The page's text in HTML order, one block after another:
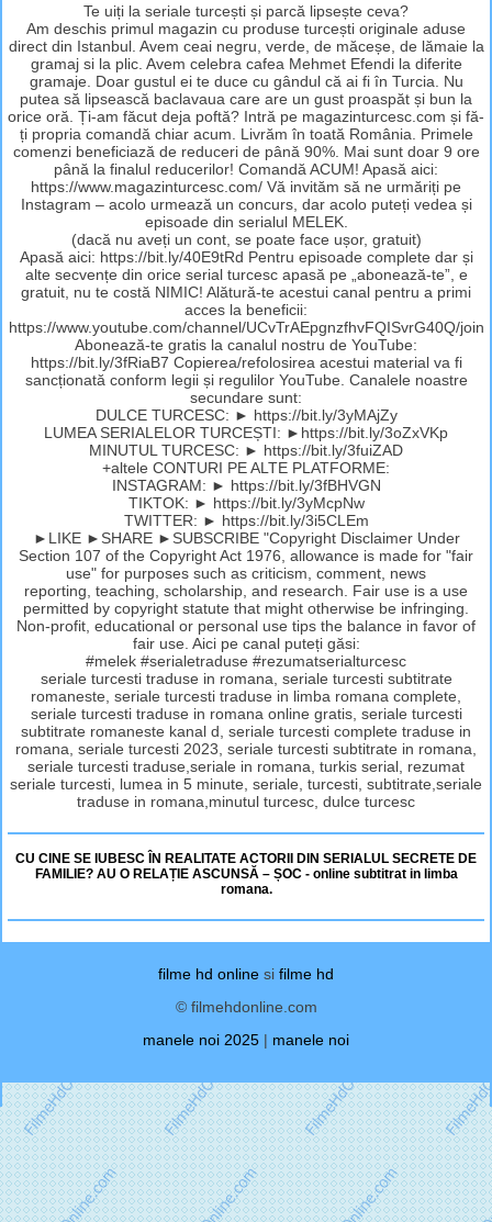
Te uiți la seriale turcești și parcă lipsește ceva?
Am deschis primul magazin cu produse turcești originale aduse
direct din Istanbul. Avem ceai negru, verde, de măceșe, de lămaie la
gramaj si la plic. Avem celebra cafea Mehmet Efendi la diferite
gramaje. Doar gustul ei te duce cu gândul că ai fi în Turcia. Nu
putea să lipsească baclavaua care are un gust proaspăt și bun la
orice oră. Ți-am făcut deja poftă? Intră pe magazinturcesc.com și fă-
ți propria comandă chiar acum. Livrăm în toată România. Primele
comenzi beneficiază de reduceri de până 90%. Mai sunt doar 9 ore
până la finalul reducerilor! Comandă ACUM! Apasă aici:
https://www.magazinturcesc.com/ Vă invităm să ne urmăriți pe
Instagram – acolo urmează un concurs, dar acolo puteți vedea și
episoade din serialul MELEK.
(dacă nu aveți un cont, se poate face ușor, gratuit)
Apasă aici: https://bit.ly/40E9tRd Pentru episoade complete dar și
alte secvențe din orice serial turcesc apasă pe „abonează-te”, e
gratuit, nu te costă NIMIC! Alătură-te acestui canal pentru a primi
acces la beneficii:
https://www.youtube.com/channel/UCvTrAEpgnzfhvFQISvrG40Q/join
Abonează-te gratis la canalul nostru de YouTube:
https://bit.ly/3fRiaB7 Copierea/refolosirea acestui material va fi
sancționată conform legii și regulilor YouTube. Canalele noastre
secundare sunt:
DULCE TURCESC: ► https://bit.ly/3yMAjZy
LUMEA SERIALELOR TURCEȘTI: ►https://bit.ly/3oZxVKp
MINUTUL TURCESC: ► https://bit.ly/3fuiZAD
+altele CONTURI PE ALTE PLATFORME:
INSTAGRAM: ► https://bit.ly/3fBHVGN
TIKTOK: ► https://bit.ly/3yMcpNw
TWITTER: ► https://bit.ly/3i5CLEm
►LIKE ►SHARE ►SUBSCRIBE "Copyright Disclaimer Under
Section 107 of the Copyright Act 1976, allowance is made for "fair
use" for purposes such as criticism, comment, news
reporting, teaching, scholarship, and research. Fair use is a use
permitted by copyright statute that might otherwise be infringing.
Non-profit, educational or personal use tips the balance in favor of
fair use. Aici pe canal puteți găsi:
#melek #serialetraduse #rezumatserialturcesc
seriale turcesti traduse in romana, seriale turcesti subtitrate
romaneste, seriale turcesti traduse in limba romana complete,
seriale turcesti traduse in romana online gratis, seriale turcesti
subtitrate romaneste kanal d, seriale turcesti complete traduse in
romana, seriale turcesti 2023, seriale turcesti subtitrate in romana,
seriale turcesti traduse,seriale in romana, turkis serial, rezumat
seriale turcesti, lumea in 5 minute, seriale, turcesti, subtitrate,seriale
traduse in romana,minutul turcesc, dulce turcesc
CU CINE SE IUBESC ÎN REALITATE ACTORII DIN SERIALUL SECRETE DE
FAMILIE? AU O RELAȚIE ASCUNSĂ – ȘOC - online subtitrat in limba
romana.
filme hd online si filme hd
© filmehdonline.com
manele noi 2025 | manele noi